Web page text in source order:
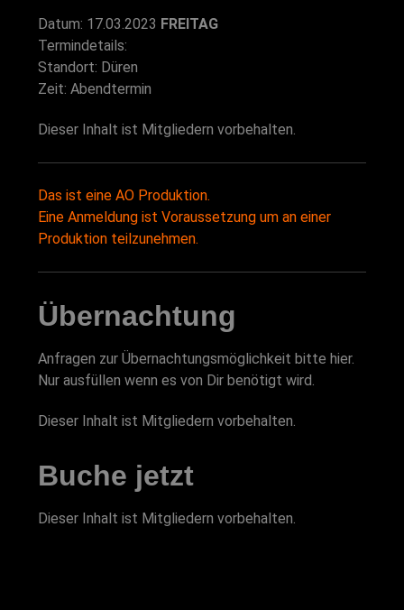
Datum: 17.03.2023 FREITAG
Termindetails:
Standort: Düren
Zeit: Abendtermin
Dieser Inhalt ist Mitgliedern vorbehalten.
Das ist eine AO Produktion.
Eine Anmeldung ist Voraussetzung um an einer
Produktion teilzunehmen.
Übernachtung
Anfragen zur Übernachtungsmöglichkeit bitte hier.
Nur ausfüllen wenn es von Dir benötigt wird.
Dieser Inhalt ist Mitgliedern vorbehalten.
Buche jetzt
Dieser Inhalt ist Mitgliedern vorbehalten.